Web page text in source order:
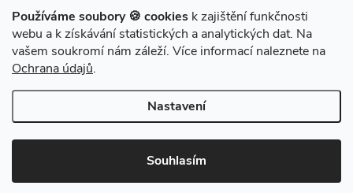
Používáme soubory 🍪 cookies k zajištění funkčnosti
webu a k získávání statistických a analytických dat. Na
vašem soukromí nám záleží. Více informací naleznete na
Ochrana údajů.
Nastavení
Souhlasím
Archiv
Přijímáme online platby
Copyright 2026penShop. Všechna práva vyhrazena.